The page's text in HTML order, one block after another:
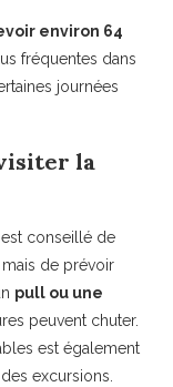
environ 64
fréquentes dans
journées
la
conseillé de
de prévoir
pull ou une
peuvent chuter.
est également
excursions.